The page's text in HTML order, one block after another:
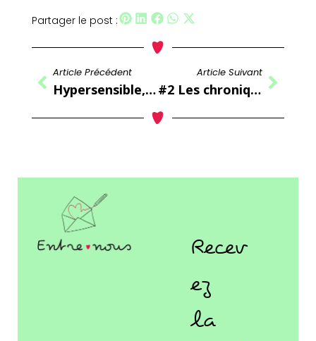
Partager le post :
Précédent
Article Précédent
Hypersensible, je me sens en décalage quand…
Article Suivant
#2 Les chroniques d’une hypersensible Hypersensible, moi ?!
Recev
ez
la